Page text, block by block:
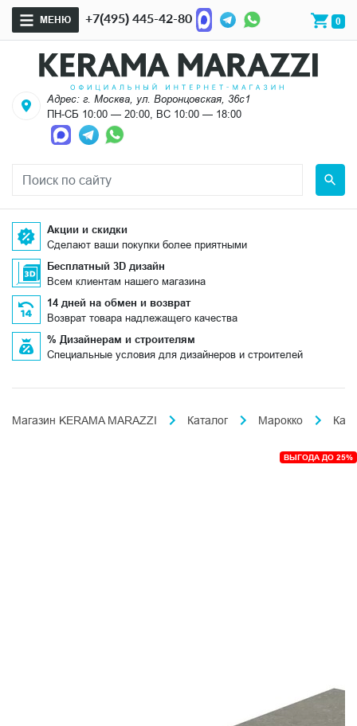
МЕНЮ +7(495) 445-42-80 0
Адрес: г. Москва, ул. Воронцовская, 36с1
ПН-СБ 10:00 — 20:00, ВС 10:00 — 18:00
Акции и скидки
Сделают ваши покупки более приятными
Бесплатный 3D дизайн
Всем клиентам нашего магазина
14 дней на обмен и возврат
Возврат товара надлежащего качества
% Дизайнерам и строителям
Специальные условия для дизайнеров и строителей
Магазин KERAMA MARAZZI Каталог Марокко
ВЫГОДА ДО 25%